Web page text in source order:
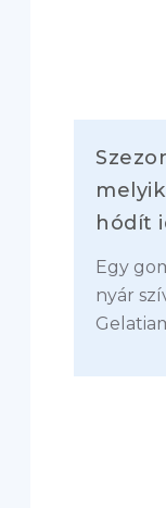
hódít
Egy
nyár